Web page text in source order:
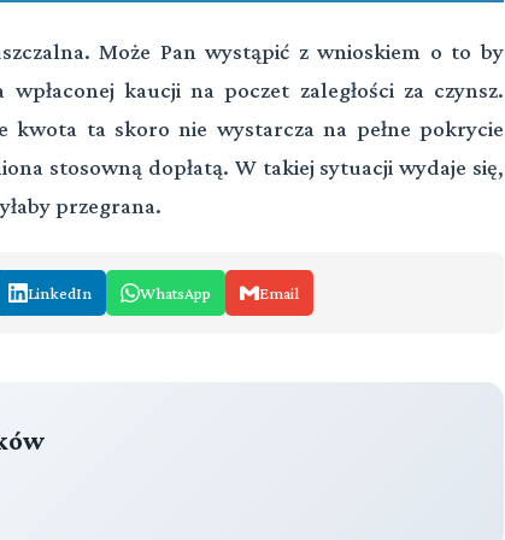
Może Pan wystąpić z wnioskiem o to by
wpłaconej kaucji na poczet zaległości za czynsz.
kwota ta skoro nie wystarcza na pełne pokrycie
stosowną dopłatą. W takiej sytuacji wydaje się,
przegrana.
LinkedIn WhatsApp Email